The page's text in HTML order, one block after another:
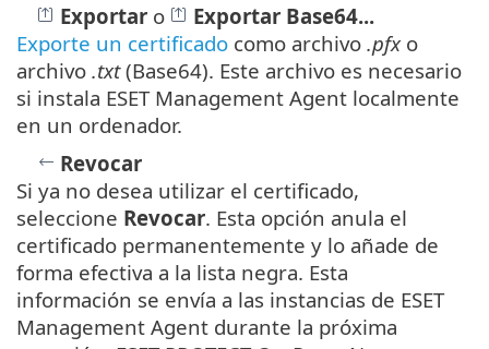
Exportar o
Exportar Base64...
Exporte un certificado como archivo .pfxo
archivo .txt(Base64). Este archivo es necesario
si instala ESET Management Agent localmente
en un ordenador.
Revocar
Si ya no desea utilizar el certificado,
seleccione Revocar. Esta opción anula el
certificado permanentemente y lo añade de
forma efectiva a la lista negra. Esta
información se envía a las instancias de ESET
Management Agent durante la próxima